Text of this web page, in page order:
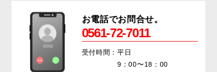
お電話でお問合せ。
0561-72-7011
受付時間：平日
9：00〜18：00